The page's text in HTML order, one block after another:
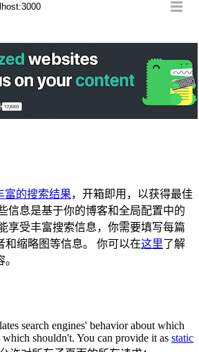
富的搜索结果，开箱即用，以获得最佳
信息是基于你的博客和全局配置中的
享受丰富搜索信息，你需要填写每篇
和缩略图等信息。 你可以在这里了解
search engines' behavior about which
shouldn't. You can provide it as static